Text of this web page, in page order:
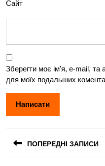
Сайт
Зберегти моє ім'я, e-mail, та
для моїх подальших
записів
ПОПЕРЕДНІ ЗАПИСИ